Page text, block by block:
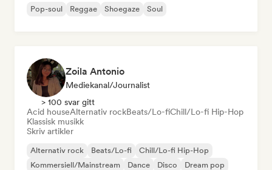
Pop-soul
Reggae Shoegaze Soul
Zoila Antonio
Mediekanal/journalist
> 100 svar gitt
Acid houseAlternativ rockBeats/Lo-fiChill/Lo-fi Hip-Hop
Klassisk musikk
Skriv artikler
Alternativ rock Beats/Lo-fi
Chill/Lo-fi Hip-Hop
Kommersiell/Mainstream
Dance Disco
Dream pop